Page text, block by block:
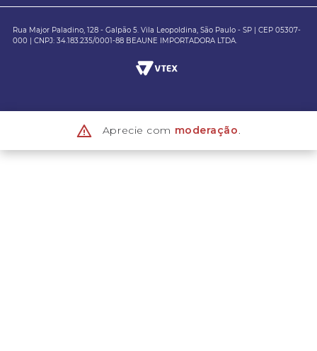
Rua Major Paladino, 128 - Galpão 5. Vila Leopoldina, São Paulo - SP | CEP 05307-
000 | CNPJ: 34.183.235/0001-88 BEAUNE IMPORTADORA LTDA.
Aprecie com moderação.